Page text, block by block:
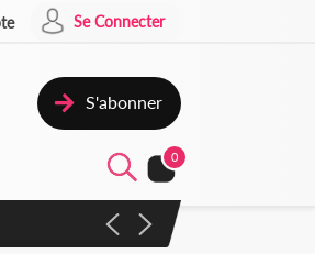
Se Connecter
S'abonner
0